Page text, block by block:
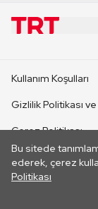
Bu sitede
ederek, çerez
Politikası
CANLI
Kullanım Koşulları
Gizlilik Politikası
Çerez Politikası
İletişim
Her hakkı